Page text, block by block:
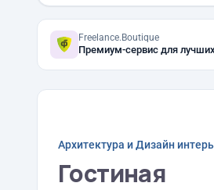
Freelance.Boutique
Премиум-сервис для
Архитектура и Дизайн
Гостиная